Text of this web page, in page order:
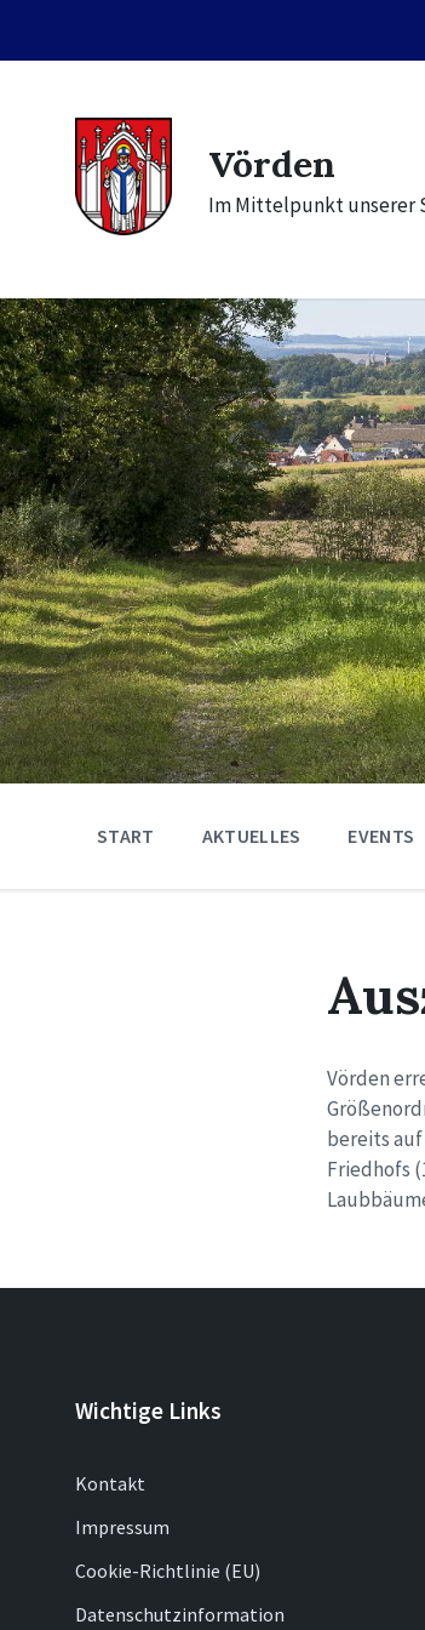
content
main
footer
Vörden
Im Mittelpunkt unserer
START AKTUELLES EVENTS
Vörden
bereits
Friedhofs
Wichtige Links
Kontakt
Impressum
Cookie-Richtlinie (EU)
Datenschutzinformation